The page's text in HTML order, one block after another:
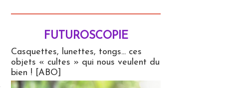
FUTUROSCOPIE
Casquettes, lunettes, tongs... ces
objets « cultes » qui nous veulent du
bien ! [ABO]